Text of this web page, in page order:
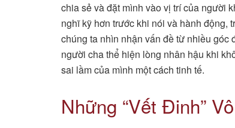
chia sẻ và đặt mình vào vị trí của người
nghĩ kỹ hơn trước khi nói và hành động,
chúng ta nhìn nhận vấn đề từ nhiều góc
người cha thể hiện lòng nhân hậu khi
sai lầm của mình một cách tinh tế.
Những “Vết Đinh”